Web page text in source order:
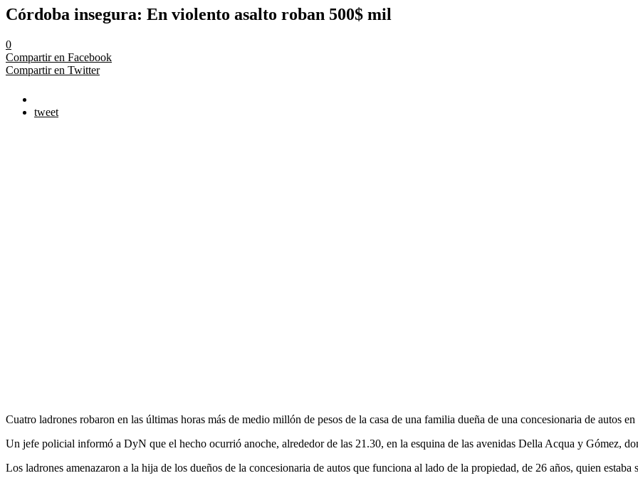
Córdoba insegura: En violento asalto roban 500$ mil
0
Compartir en Facebook
Compartir en Twitter
tweet
Cuatro ladrones robaron en las últimas horas más de medio millón de pesos de la casa de una familia dueña de una concesionaria de autos
Un jefe policial informó a DyN que el hecho ocurrió anoche, alrededor de las 21.30, en la esquina de las avenidas Della Acqua y Gómez,
Los ladrones amenazaron a la hija de los dueños de la concesionaria de autos que funciona al lado de la propiedad, de 26 años, quien estaba